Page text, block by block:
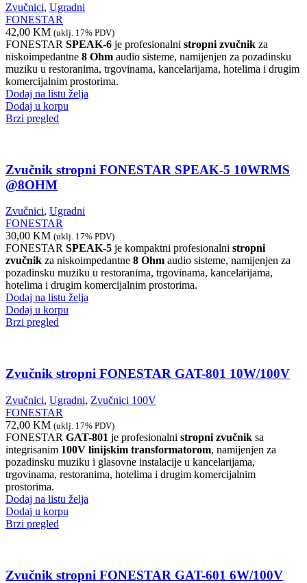
Zvučnici, Ugradni
FONESTAR
42,00 KM (uklj. 17% PDV)
FONESTAR SPEAK-6 je profesionalni stropni zvučnik za
niskoimpedantne 8 Ohm audio sisteme, namijenjen za pozadinsku
muziku u restoranima, trgovinama, kancelarijama, hotelima i drugim
komercijalnim prostorima.
Dodaj na listu želja
Dodaj u korpu
Brzi pregled
Zvučnik stropni FONESTAR SPEAK-5 10WRMS
@8OHM
Zvučnici, Ugradni
FONESTAR
30,00 KM (uklj. 17% PDV)
FONESTAR SPEAK-5 je kompaktni profesionalni stropni
zvučnik za niskoimpedantne 8 Ohm audio sisteme, namijenjen za
pozadinsku muziku u restoranima, trgovinama, kancelarijama,
hotelima i drugim komercijalnim prostorima.
Dodaj na listu želja
Dodaj u korpu
Brzi pregled
Zvučnik stropni FONESTAR GAT-801 10W/100V
Zvučnici, Ugradni, Zvučnici 100V
FONESTAR
72,00 KM (uklj. 17% PDV)
FONESTAR GAT-801 je profesionalni stropni zvučnik sa
integrisanim 100V linijskim transformatorom, namijenjen za
pozadinsku muziku i glasovne instalacije u kancelarijama,
trgovinama, restoranima, hotelima i drugim komercijalnim
prostorima.
Dodaj na listu želja
Dodaj u korpu
Brzi pregled
Zvučnik stropni FONESTAR GAT-601 6W/100V